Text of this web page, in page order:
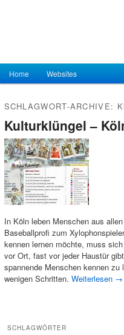
Hauptmenü
Zum Inhalt wechseln
Zum sekundären Inhalt wechseln
Home Websites
SCHLAGWORT-ARCHIVE:
Kulturklüngel –
In Köln leben Menschen aus
Baseballprofi zum
kennen lernen möchte, muss
vor Ort, fast vor jeder Haustür
spannende Menschen kennen
wenigen Schritten. Weiterlesen →
SCHLAGWÖRTER